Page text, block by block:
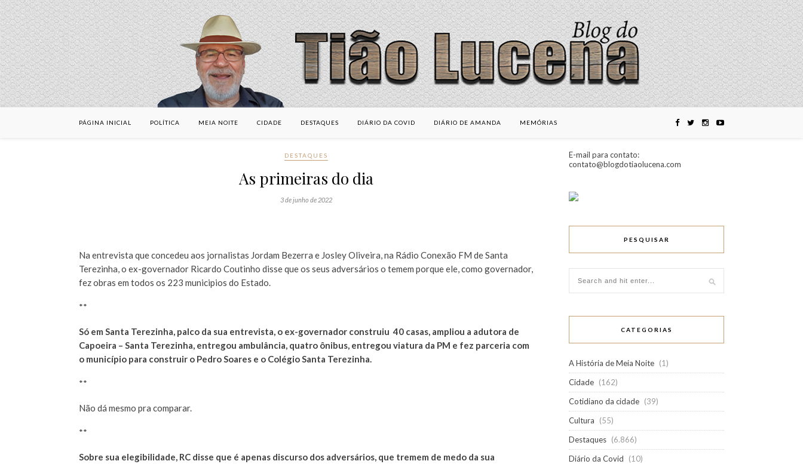
PÁGINA INICIAL POLÍTICA MEIA NOITE CIDADE DESTAQUES DIÁRIO DA COVID DIÁRIO DE AMANDA MEMÓRIAS
DESTAQUES
As primeiras do dia
3 de junho de 2022
Na entrevista que concedeu aos jornalistas Jordam Bezerra e Josley Oliveira, na Rádio Conexão FM de Santa
Terezinha, o ex-governador Ricardo Coutinho disse que os seus adversários o temem porque ele, como governador,
fez obras em todos os 223 municipios do Estado.
**
Só em Santa Terezinha, palco da sua entrevista, o ex-governador construiu 40 casas, ampliou a adutora de
Capoeira – Santa Terezinha, entregou ambulância, quatro ônibus, entregou viatura da PM e fez parceria com
o município para construir o Pedro Soares e o Colégio Santa Terezinha.
**
Não dá mesmo pra comparar.
**
Sobre sua elegibilidade, RC disse que é apenas discurso dos adversários, que tremem de medo da sua
E-mail para contato:
contato@blogdotiaolucena.com
PESQUISAR
CATEGORIAS
A História de Meia Noite (1)
Cidade (162)
Cotidiano da cidade (39)
Cultura
(55)
Destaques (6.866)
Diário da Covid
(10)